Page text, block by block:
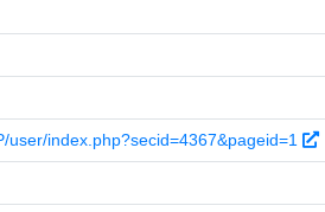
user/index.php?secid=4367&pageid=1